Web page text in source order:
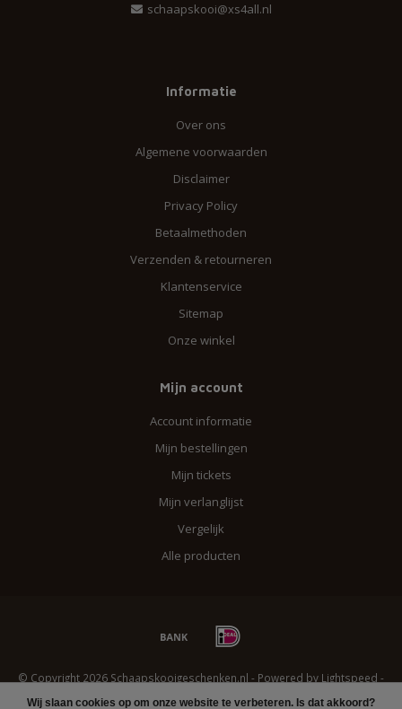
Wij slaan cookies op om onze website te verbeteren. Is dat akkoord?
schaapskooi@xs4all.nl
Informatie
Over ons
Algemene voorwaarden
Disclaimer
Privacy Policy
Betaalmethoden
Verzenden & retourneren
Klantenservice
Sitemap
Onze winkel
Mijn account
Account informatie
Mijn bestellingen
Mijn tickets
Mijn verlanglijst
Vergelijk
Alle producten
© Copyright 2026 Schaapskooigeschenken.nl - Powered by Lightspeed -
Lightspeed designbyDyvelopment